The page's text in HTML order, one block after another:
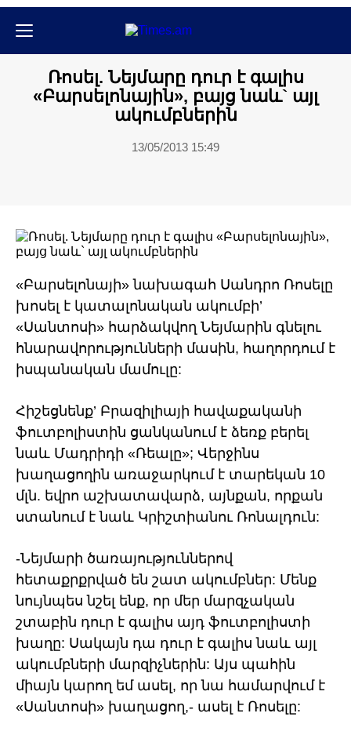
Ռոսել. Նեյմարը դուր է գալիս
«Բարսելոնային», բայց նաև` այլ
ակումբներին
13/05/2013 15:49
«Բարսելոնայի» նախագահ Սանդրո Ռոսելը
խոսել է կատալոնական ակումբի’
«Սանտոսի» հարձակվող Նեյմարին գնելու
հնարավորությունների մասին, հաղորդում է
իսպանական մամուլը:
Հիշեցնենք’ Բրազիլիայի հավաքականի
ֆուտբոլիստին ցանկանում է ձեռք բերել
նաև Մադրիդի «Ռեալը»; Վերջինս
խաղացողին առաջարկում է տարեկան 10
մլն. եվրո աշխատավարձ, այնքան, որքան
ստանում է նաև Կրիշտիանու Ռոնալդուն:
-Նեյմարի ծառայություններով
հետաքրքրված են շատ ակումբներ: Մենք
նույնպես նշել ենք, որ մեր մարզչական
շտաբին դուր է գալիս այդ ֆուտբոլիստի
խաղը: Սակայն դա դուր է գալիս նաև այլ
ակումբների մարզիչներին: Այս պահին
միայն կարող եմ ասել, որ նա համարվում է
«Սանտոսի» խաղացող,- ասել է Ռոսելը: